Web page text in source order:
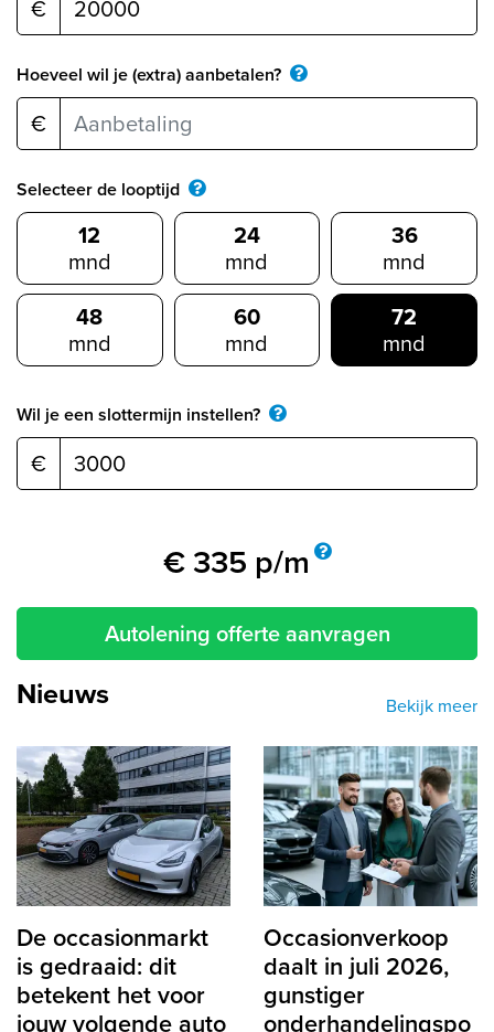
€
Hoeveel wil je (extra) aanbetalen?
€
Selecteer de looptijd
12
mnd
24
mnd
36
mnd
48
mnd
60
mnd
72
mnd
Wil je een slottermijn instellen?
€
€335 p/m
Autolening offerte aanvragen
Nieuws Bekijk meer
De occasionmarkt
is gedraaid: dit
betekent het voor
jouw volgende auto
Occasionverkoop
daalt in juli 2026,
gunstiger
onderhandelingspo